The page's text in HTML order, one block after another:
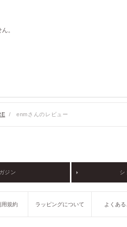
。
/ enmさんのレビュー
ジン シ
用規約 ラッピングについて よくあ